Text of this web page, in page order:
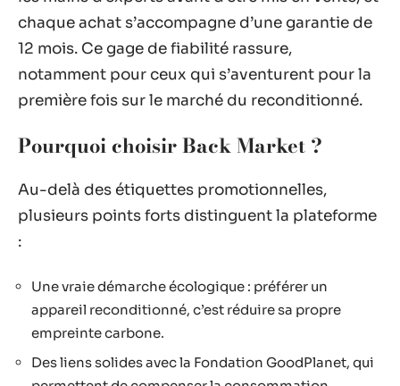
chaque achat s’accompagne d’une garantie de
12 mois. Ce gage de fiabilité rassure,
notamment pour ceux qui s’aventurent pour la
première fois sur le marché du reconditionné.
Pourquoi choisir Back Market ?
Au-delà des étiquettes promotionnelles,
plusieurs points forts distinguent la plateforme
:
Une vraie démarche écologique : préférer un
appareil reconditionné, c’est réduire sa propre
empreinte carbone.
Des liens solides avec la Fondation GoodPlanet, qui